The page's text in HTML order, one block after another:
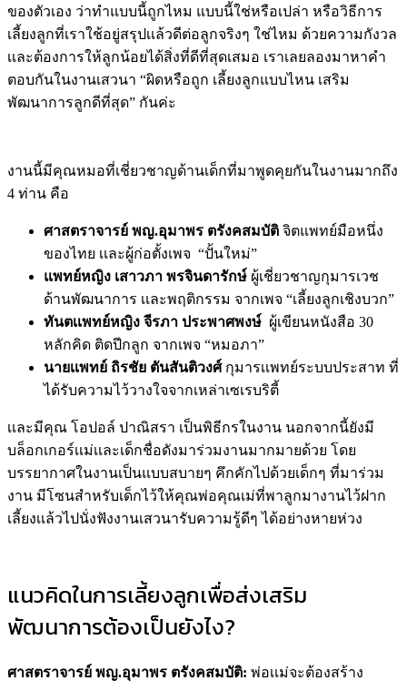
ของตัวเอง ว่าทำแบบนี้ถูกไหม แบบนี้ใช่หรือเปล่า หรือวิธีการ
เลี้ยงลูกที่เราใช้อยู่สรุปเเล้วดีต่อลูกจริงๆ ใช่ไหม ด้วยความกังวล
เเละต้องการให้ลูกน้อยได้สิ่งที่ดีที่สุดเสมอ เราเลยลองมาหาคำ
ตอบกันในงานเสวนา “ผิดหรือถูก เลี้ยงลูกแบบไหน เสริม
พัฒนาการลูกดีที่สุด” กันค่ะ
งานนี้มีคุณหมอที่เชี่ยวชาญด้านเด็กที่มาพูดคุยกันในงานมากถึง
4 ท่าน คือ
ศาสตราจารย์ พญ.อุมาพร ตรังคสมบัติ จิตแพทย์มือหนึ่ง
ของไทย เเละผู้ก่อตั้งเพจ “ปั้นใหม่”
แพทย์หญิง เสาวภา พรจินดารักษ์ ผู้เชี่ยวชาญกุมารเวช
ด้านพัฒนาการ เเละพฤติกรรม จากเพจ “เลี้ยงลูกเชิงบวก”
ทันตเเพทย์หญิง จีรภา ประพาศพงษ์ ผู้เขียนหนังสือ 30
หลักคิด ติดปีกลูก จากเพจ “หมอภา”
นายเเพทย์ ถิรชัย ตันสันติวงศ์กุมารเเพทย์ระบบประสาท ที่
ได้รับความไว้วางใจจากเหล่าเซเรบริตี้
เเละมีคุณ โอปอล์ ปาณิสรา เป็นพิธีกรในงาน นอกจากนี้ยังมี
บล็อกเกอร์เเม่เเละเด็กชื่อดังมาร่วมงานมากมายด้วย โดย
บรรยากาศในงานเป็นแบบสบายๆ คึกคักไปด้วยเด็กๆ ที่มาร่วม
งาน มีโซนสำหรับเด็กไว้ให้คุณพ่อคุณเม่ที่พาลูกมางานไว้ฝาก
เลี้ยงเเล้วไปนั่งฟังงานเสวนารับความรู้ดีๆ ได้อย่างหายห่วง
แนวคิดในการเลี้ยงลูกเพื่อส่งเสริม
พัฒนาการต้องเป็นยังไง?
ศาสตราจารย์ พญ.อุมาพร ตรังคสมบัติ: พ่อเเม่จะต้องสร้าง